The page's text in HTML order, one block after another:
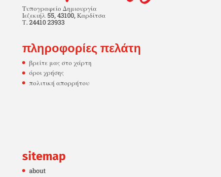
Τυπογραφείο Δημιουργία
Ιεζεκιήλ 55, 43100, Καρδίτσα
Τ. 24410 23933
πληροφορίες πελάτη
βρείτε μας στο χάρτη
όροι χρήσης
πολιτική απορρήτου
sitemap
about